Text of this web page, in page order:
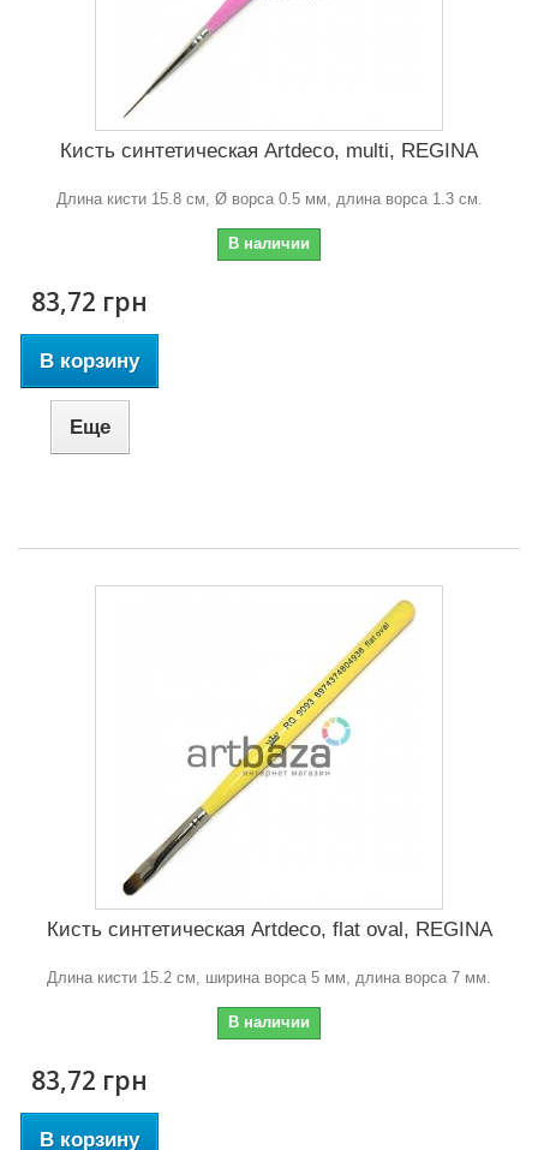
Кисть синтетическая Artdeco, multi, REGINA
Длина кисти 15.8 см, Ø ворса 0.5 мм, длина ворса 1.3 см.
В наличии
83,72 грн
В корзину
Еще
Кисть синтетическая Artdeco, flat oval, REGINA
Длина кисти 15.2 см, ширина ворса 5 мм, длина ворса 7 мм.
В наличии
83,72 грн
В корзину